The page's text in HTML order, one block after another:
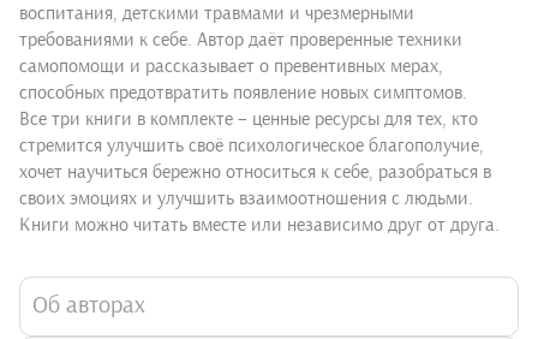
воспитания, детскими травмами и чрезмерными
требованиями к себе. Автор даёт проверенные техники
самопомощи и рассказывает о превентивных мерах,
способных предотвратить появление новых симптомов.
Все три книги в комплекте – ценные ресурсы для тех, кто
стремится улучшить своё психологическое благополучие,
хочет научиться бережно относиться к себе, разобраться в
своих эмоциях и улучшить взаимоотношения с людьми.
Книги можно читать вместе или независимо друг от друга.
Об авторах